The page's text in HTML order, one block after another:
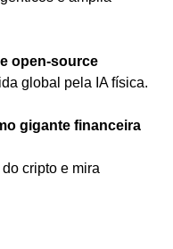
open-source
global pela IA física.
gigante financeira
cripto e mira